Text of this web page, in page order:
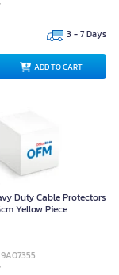
3 - 7 Days
ADD TO CART
Duty Cable Protectors
Yellow Piece